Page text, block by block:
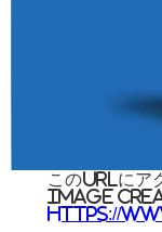
このURLに
Image
https://